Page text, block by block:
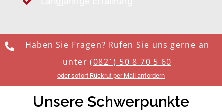
Haben Sie Fragen? Rufen Sie uns gerne an
unter(0821) 50 8 70 5 60
oder sofort Rückruf per Mail anfordern
Unsere Schwerpunkte